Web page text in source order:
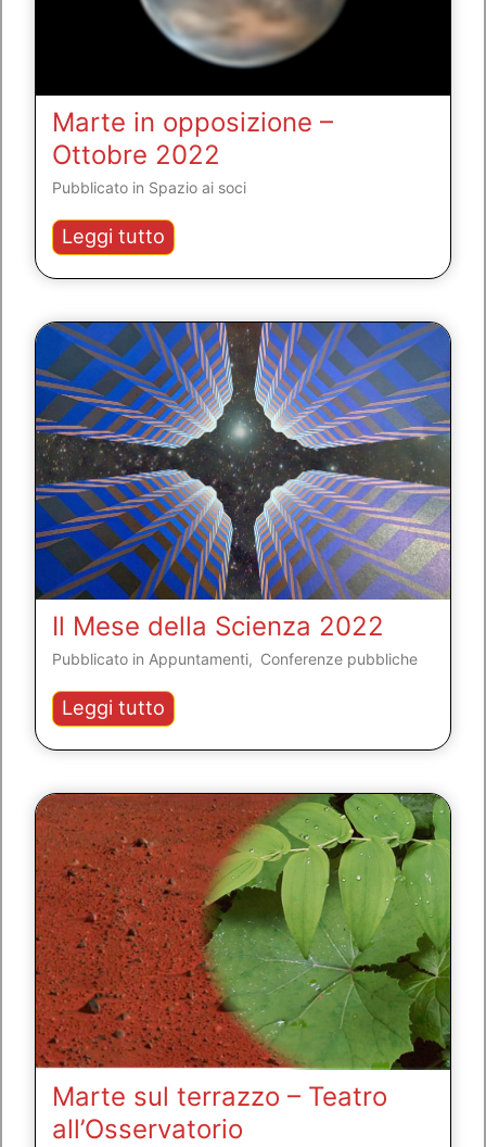
Marte in opposizione –
Ottobre 2022
Pubblicato in Spazio ai soci
Leggi tutto Marte
in
–
Ottobre
2022
Il Mese della Scienza 2022
Pubblicato in Appuntamenti, Conferenze pubbliche
Leggi tutto Il
Mese
della
Scienza
2022
Marte sul terrazzo – Teatro
all’Osservatorio